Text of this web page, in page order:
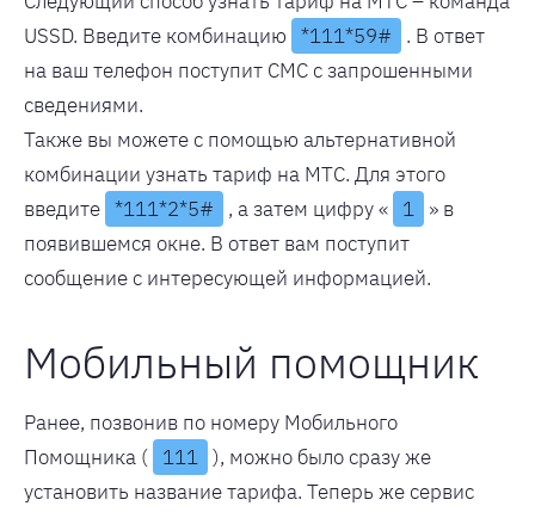
USSD. Введите комбинацию *111*59#
. В ответ
на ваш телефон поступит СМС с запрошенными
сведениями.
Также вы можете с помощью альтернативной
комбинации узнать тариф на МТС. Для этого
введите *111*2*5# , а затем цифру « 1 » в
появившемся окне. В ответ вам поступит
сообщение с интересующей информацией.
Мобильный помощник
Ранее, позвонив по номеру Мобильного
Помощника ( 111 ), можно было сразу же
установить название тарифа. Теперь же сервис